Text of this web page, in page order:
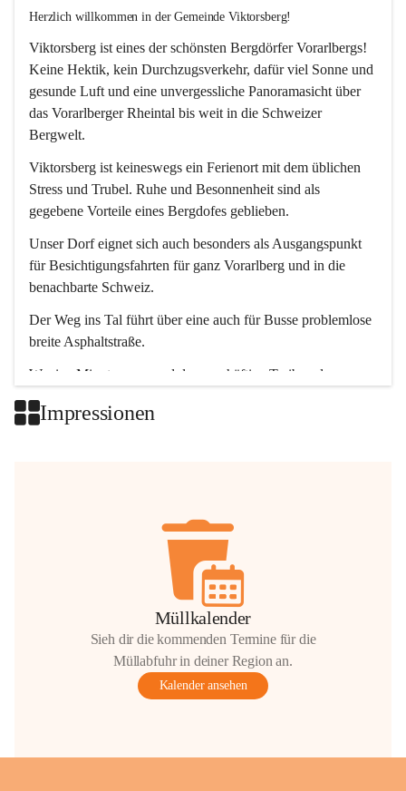
Herzlich willkommen in der Gemeinde Viktorsberg!
Viktorsberg ist eines der schönsten Bergdörfer Vorarlbergs!
Keine Hektik, kein Durchzugsverkehr, dafür viel Sonne und
gesunde Luft und eine unvergessliche Panoramasicht über
das Vorarlberger Rheintal bis weit in die Schweizer
Bergwelt.
Viktorsberg ist keineswegs ein Ferienort mit dem üblichen
Stress und Trubel. Ruhe und Besonnenheit sind als
gegebene Vorteile eines Bergdofes geblieben.
Unser Dorf eignet sich auch besonders als Ausgangspunkt
für Besichtigungsfahrten für ganz Vorarlberg und in die
benachbarte Schweiz.
Der Weg ins Tal führt über eine auch für Busse problemlose
breite Asphaltstraße.
Wenige Minuten nur, und das geschäftige Treiben der
Impressionen
Müllkalender
Sieh dir die kommenden Termine für die
Müllabfuhr in deiner Region an.
Kalender ansehen